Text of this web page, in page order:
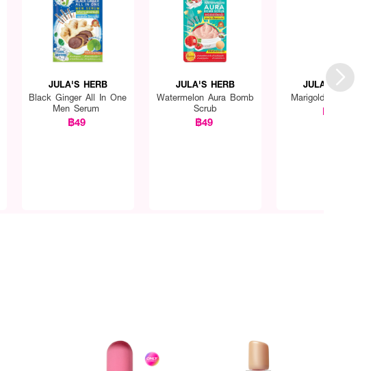
JULA'S HERB
Black Ginger All In One
Men Serum
฿49
JULA'S HERB
Watermelon Aura Bomb
Scrub
฿49
JULA'S HERB
Marigold Acne
฿59